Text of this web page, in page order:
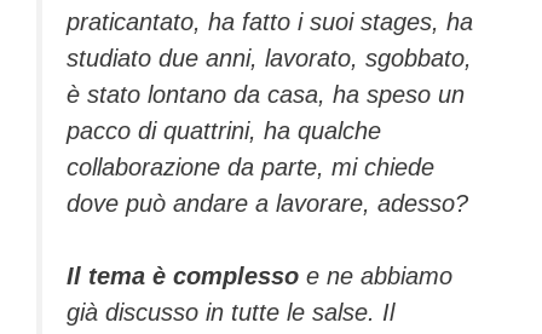
praticantato, ha fatto i suoi stages, ha
studiato due anni, lavorato, sgobbato,
è stato lontano da casa, ha speso un
pacco di quattrini, ha qualche
collaborazione da parte, mi chiede
dove può andare a lavorare, adesso?
Il tema è complesso e ne abbiamo
già discusso in tutte le salse. Il